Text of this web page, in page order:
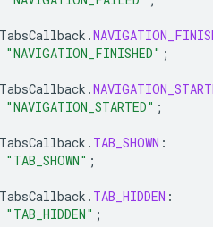
.
"NAVIGATION_FINISHED" ;
.
"NAVIGATION_STARTED" ;
. TAB_SHOWN :
"TAB_SHOWN" ;
. TAB_HIDDEN :
"TAB_HIDDEN" ;